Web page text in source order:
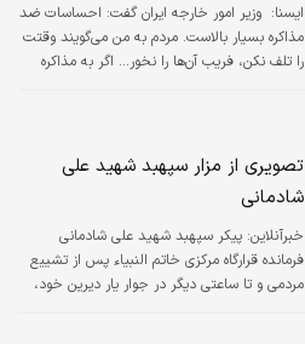
ایسنا: ​ وزیر امور خارجه ایران گفت: احساسات ضد
مذاکره بسیار بالاست. مردم به من می‌گویند وقتت
را تلف نکن، فریب آن‌ها را نخور... اگر به مذاکره
تصویری از مزار سپهبد شهید علی
شادمانی
خبرآنلاین: پیکر سپهبد شهید علی شادمانی
فرمانده قرارگاه مرکزی خاتم النبیاء پس از تشییع
مردمی و تا ساعتی دیگر در جوار یار دیرین خود،